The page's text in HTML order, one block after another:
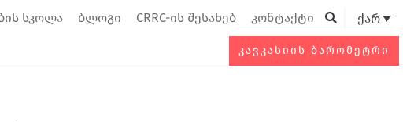
სკოლა ბლოგი CRRC-ის შესახებ კონტაქტი ქარ
ᲙᲐᲕᲙᲐᲡᲘᲘᲡ ᲑᲐᲠᲝᲛᲔᲢᲠᲘ